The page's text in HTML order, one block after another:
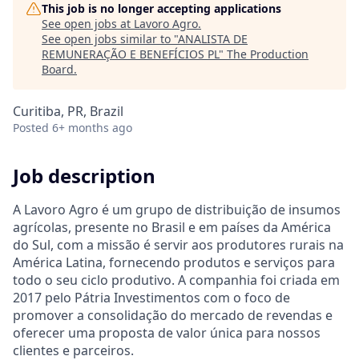
This job is no longer accepting applications
See open jobs at Lavoro Agro.
See open jobs similar to "ANALISTA DE
REMUNERAÇÃO E BENEFÍCIOS PL" The Production
Board.
Curitiba, PR, Brazil
Posted 6+ months ago
Job description
A Lavoro Agro é um grupo de distribuição de insumos
agrícolas, presente no Brasil e em países da América
do Sul, com a missão é servir aos produtores rurais na
América Latina, fornecendo produtos e serviços para
todo o seu ciclo produtivo. A companhia foi criada em
2017 pelo Pátria Investimentos com o foco de
promover a consolidação do mercado de revendas e
oferecer uma proposta de valor única para nossos
clientes e parceiros.